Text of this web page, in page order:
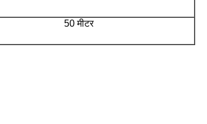
50 मीटर